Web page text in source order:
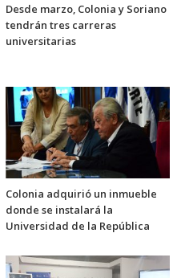
Desde marzo, Colonia y Soriano
tendrán tres carreras
universitarias
Colonia adquirió un inmueble
donde se instalará la
Universidad de la República